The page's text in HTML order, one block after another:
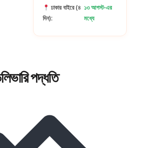
ঢাকার বাইরে (৪
দিন):
১৩ আগস্ট-এর
মধ্যে
পদ্ধতি